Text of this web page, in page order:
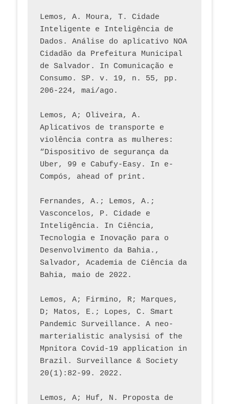
Lemos, A. Moura, T. Cidade
Inteligente e Inteligência de
Dados. Análise do aplicativo NOA
Cidadão da Prefeitura Municipal
de Salvador. In Comunicação e
Consumo. SP. v. 19, n. 55, pp.
206-224, mai/ago.
Lemos, A; Oliveira, A.
Aplicativos de transporte e
violência contra as mulheres:
“Dispositivo de segurança da
Uber, 99 e Cabufy-Easy. In e-
Compós, ahead of print.
Fernandes, A.; Lemos, A.;
Vasconcelos, P. Cidade e
Inteligência. In Ciência,
Tecnologia e Inovação para o
Desenvolvimento da Bahia.,
Salvador, Academia de Ciência da
Bahia, maio de 2022.
Lemos, A; Firmino, R; Marques,
D; Matos, E.; Lopes, C. Smart
Pandemic Surveillance. A neo-
marterialistic analysisi of the
Mpnitora Covid-19 application in
Brazil. Surveillance & Society
20(1):82-99. 2022.
Lemos, A; Huf, N. Proposta de